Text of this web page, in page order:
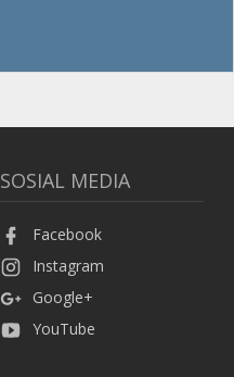
SOSIAL MEDIA
Facebook
Instagram
Google+
YouTube